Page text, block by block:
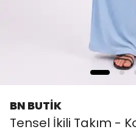
BN BUTİK
Tensel İkili Takım -